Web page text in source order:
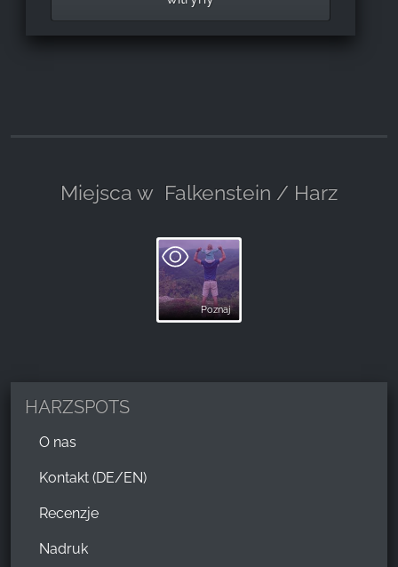
Miejsca w Falkenstein / Harz
Poznaj
HARZSPOTS
O nas
Kontakt (DE/EN)
Recenzje
Nadruk